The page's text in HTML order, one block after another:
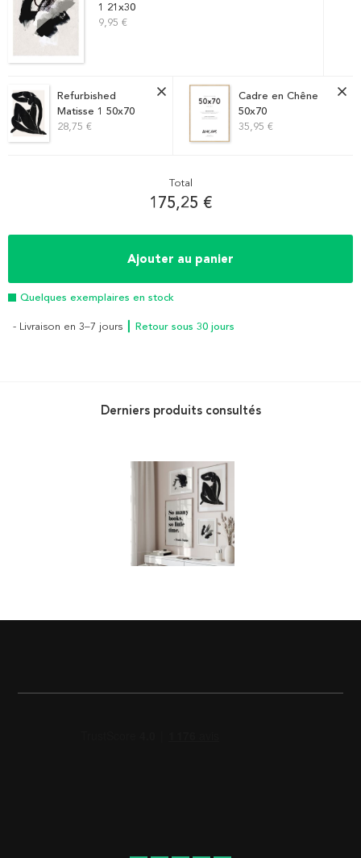
1 21x30
9,95 €
Cadre en Chêne
50x70
35,95 €
Refurbished
Matisse 1 50x70
28,75 €
Total
175,25 €
Ajouter au panier
Quelques exemplaires en stock
- Livraison en 3–7 jours ┃ Retour sous 30 jours
Derniers produits consultés